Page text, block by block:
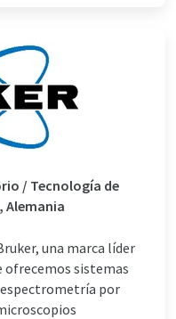
/ Tecnología de
Alemania
una marca líder
sistemas
por